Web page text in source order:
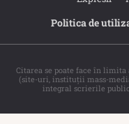
Politica de
Citarea se poate face în limita
(site-uri, instituţii mass-
integral scrierile